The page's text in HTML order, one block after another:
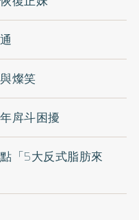
燦笑
戽斗困擾
「5大反式脂肪來